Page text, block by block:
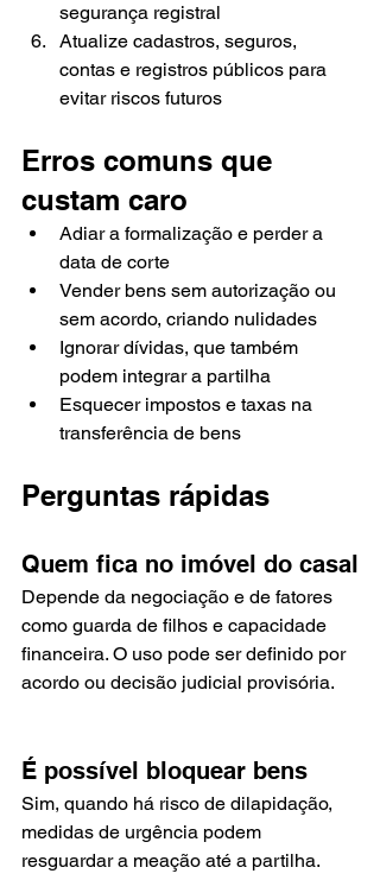
segurança registral
Atualize cadastros, seguros,
contas e registros públicos para
evitar riscos futuros
Erros comuns que
custam caro
Adiar a formalização e perder a
data de corte
Vender bens sem autorização ou
sem acordo, criando nulidades
Ignorar dívidas, que também
podem integrar a partilha
Esquecer impostos e taxas na
transferência de bens
Perguntas rápidas
Quem fica no imóvel do casal
Depende da negociação e de fatores
como guarda de filhos e capacidade
financeira. O uso pode ser definido por
acordo ou decisão judicial provisória.
É possível bloquear bens
Sim, quando há risco de dilapidação,
medidas de urgência podem
resguardar a meação até a partilha.